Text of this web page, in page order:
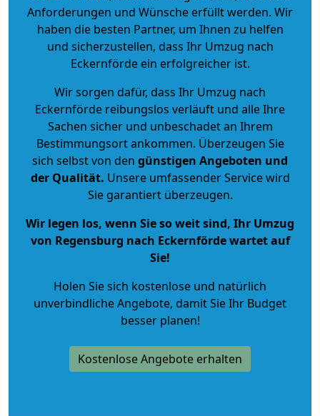
Anforderungen und Wünsche erfüllt werden. Wir
haben die besten Partner, um Ihnen zu helfen
und sicherzustellen, dass Ihr Umzug nach
Eckernförde ein erfolgreicher ist.
Wir sorgen dafür, dass Ihr Umzug nach
Eckernförde reibungslos verläuft und alle Ihre
Sachen sicher und unbeschadet an Ihrem
Bestimmungsort ankommen. Überzeugen Sie
sich selbst von den günstigen Angeboten und
der Qualität. Unsere umfassender Service wird
Sie garantiert überzeugen.
Wir legen los, wenn Sie so weit sind, Ihr Umzug
von Regensburg nach Eckernförde wartet auf
Sie!
Holen Sie sich kostenlose und natürlich
unverbindliche Angebote, damit Sie Ihr Budget
besser planen!
Kostenlose Angebote erhalten